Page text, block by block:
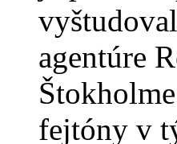
agentúre
fejtóny v